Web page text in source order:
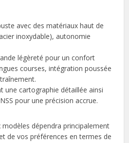
avec des matériaux haut de
inoxydable), autonomie
légèreté pour un confort
courses, intégration poussée
une cartographie détaillée ainsi
pour une précision accrue.
dépendra principalement
de vos préférences en termes de